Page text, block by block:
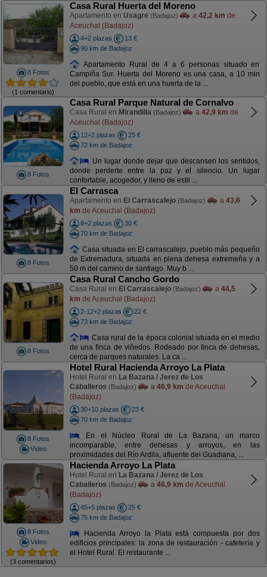
8 Fotos
(1 comentario)
Casa Rural Huerta del Moreno
Apartamento en Usagre (Badajoz) a 42,2 km de
Aceuchal (Badajoz)
4+2 plazas
13 €
90 km de Badajoz
Apartamento Rural de 4 a 6 personas situado en
Campiña Sur. Huerta del Moreno es una casa, a 10 min
del pueblo, que está en una huerta de la ...
8 Fotos
Casa Rural Parque Natural de Cornalvo
Casa Rural en Mirandilla (Badajoz) a 42,9 km de
Aceuchal (Badajoz)
12+2 plazas
25 €
72 km de Badajoz
Un lugar donde dejar que descansen los sentidos,
donde perderte entre la paz y el silencio. Un lugar
confortable, acogedor, y lleno de estil ...
8 Fotos
El Carrasca
Apartamento en El Carrascalejo (Badajoz) a 43,6
km de Aceuchal (Badajoz)
8+2 plazas
30 €
70 km de Badajoz
Casa situada en El carrascalejo, pueblo más pequeño
de Extremadura, situada en plena dehesa extremeña y a
50 m del camino de santiago. Muy b ...
8 Fotos
Casa Rural Cancho Gordo
Casa Rural en El Carrascalejo (Badajoz) a 44,5
km de Aceuchal (Badajoz)
2-12+2 plazas
22 €
73 km de Badajoz
Casa rural de la época colonial situada en el medio
de una finca de viñedos. Rodeado por finca de dehesas,
cerca de parques naturales. La ca ...
8 Fotos
Video
Hotel Rural Hacienda Arroyo La Plata
Hotel Rural en La Bazana / Jerez de Los
Caballeros (Badajoz) a 46,9 km de Aceuchal
(Badajoz)
30+10 plazas
23 €
70 km de Badajoz
En el Núcleo Rural de La Bazana, un marco
incomparable, entre dehesas y arroyos, en las
proximidades del Río Ardila, afluente del Guadiana, ...
8 Fotos
Video
(3 comentarios)
Hacienda Arroyo La Plata
Hotel Rural en La Bazana / Jerez de Los
Caballeros (Badajoz) a 46,9 km de Aceuchal
(Badajoz)
45+5 plazas
25 €
75 km de Badajoz
Hacienda Arroyo la Plata está compuesta por dos
edificios principales: la zona de restauración - cafetería y
el Hotel Rural. El restaurante ...